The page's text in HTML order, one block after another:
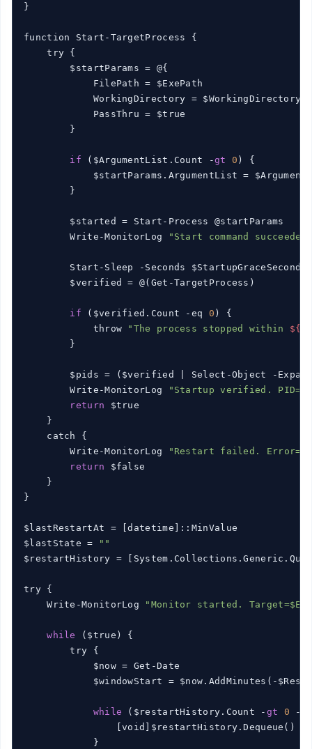
}
function Start-TargetProcess {
    try {
        $startParams = @{
            FilePath = $ExePath
            WorkingDirectory = $WorkingDirectory
            PassThru = $true
        }
if ($ArgumentList.Count -gt 0 ) {
$startParams.ArgumentList =
        }
        $started = Start-Process @startParams
        Write-MonitorLog
"Start command
        Start-Sleep -Seconds $StartupGraceSeconds
        $verified = @(Get-TargetProcess)
if ($verified.Count -eq 0 ) {
            throw
"The process stopped within
        }
$pids = ($verified | Select-Object -
        Write-MonitorLog
"Startup verified.
return $true
    }
    catch {
        Write-MonitorLog
"Restart failed.
return $false
    }
}
$lastRestartAt = [datetime]::MinValue
$lastState =
""
$restartHistory =
try {
    Write-MonitorLog
"Monitor started.
while
($true) {
        try {
            $now = Get-Date
$windowStart = $now.AddMinutes(-
while ($restartHistory.Count - gt 0 -
                [void]$restartHistory.Dequeue()
            }